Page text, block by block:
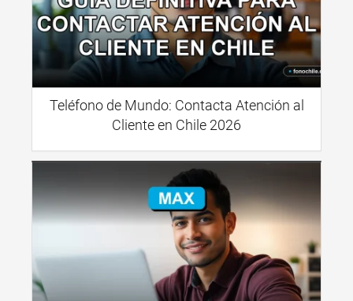
Teléfono de Mundo: Contacta Atención al
Cliente en Chile 2026